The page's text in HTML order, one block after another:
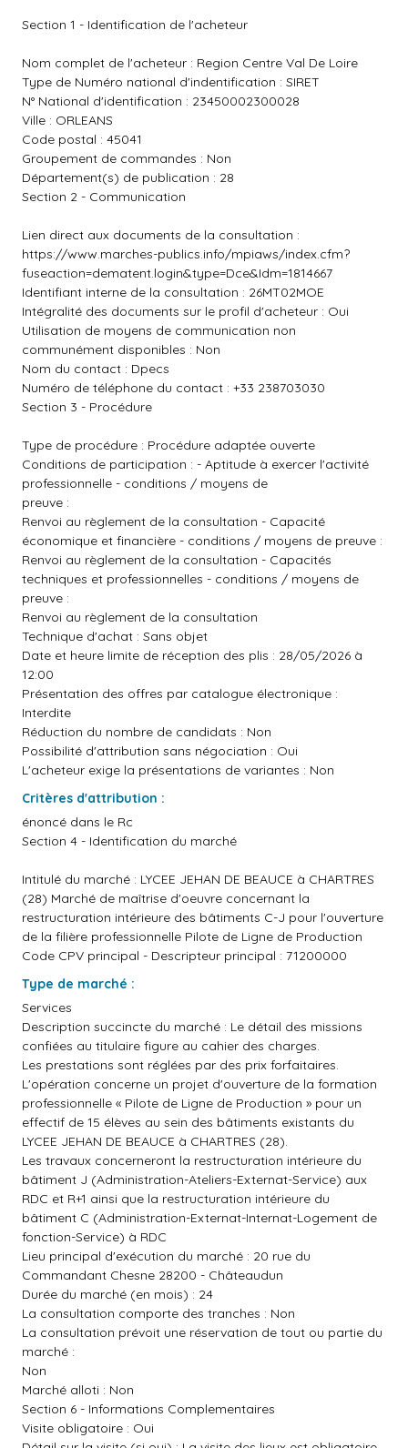
Section 1 - Identification de l'acheteur
Nom complet de l'acheteur : Region Centre Val De Loire
Type de Numéro national d'indentification : SIRET
N° National d'identification : 23450002300028
Ville : ORLEANS
Code postal : 45041
Groupement de commandes : Non
Département(s) de publication : 28
Section 2 - Communication
Lien direct aux documents de la consultation :
https://www.marches-publics.info/mpiaws/index.cfm?
fuseaction=dematent.login&type=Dce&Idm=1814667
Identifiant interne de la consultation : 26MT02MOE
Intégralité des documents sur le profil d'acheteur : Oui
Utilisation de moyens de communication non
communément disponibles : Non
Nom du contact : Dpecs
Numéro de téléphone du contact : +33 238703030
Section 3 - Procédure
Type de procédure : Procédure adaptée ouverte
Conditions de participation : - Aptitude à exercer l'activité
professionnelle - conditions / moyens de
preuve :
Renvoi au règlement de la consultation - Capacité
économique et financière - conditions / moyens de preuve :
Renvoi au règlement de la consultation - Capacités
techniques et professionnelles - conditions / moyens de
preuve :
Renvoi au règlement de la consultation
Technique d'achat : Sans objet
Date et heure limite de réception des plis : 28/05/2026 à
12:00
Présentation des offres par catalogue électronique :
Interdite
Réduction du nombre de candidats : Non
Possibilité d'attribution sans négociation : Oui
L'acheteur exige la présentations de variantes : Non
Critères d'attribution :
énoncé dans le Rc
Section 4 - Identification du marché
Intitulé du marché : LYCEE JEHAN DE BEAUCE à CHARTRES
(28) Marché de maîtrise d'oeuvre concernant la
restructuration intérieure des bâtiments C-J pour l'ouverture
de la filière professionnelle Pilote de Ligne de Production
Code CPV principal - Descripteur principal : 71200000
Type de marché :
Services
Description succincte du marché : Le détail des missions
confiées au titulaire figure au cahier des charges.
Les prestations sont réglées par des prix forfaitaires.
L'opération concerne un projet d'ouverture de la formation
professionnelle « Pilote de Ligne de Production » pour un
effectif de 15 élèves au sein des bâtiments existants du
LYCEE JEHAN DE BEAUCE à CHARTRES (28).
Les travaux concerneront la restructuration intérieure du
bâtiment J (Administration-Ateliers-Externat-Service) aux
RDC et R+1 ainsi que la restructuration intérieure du
bâtiment C (Administration-Externat-Internat-Logement de
fonction-Service) à RDC
Lieu principal d'exécution du marché : 20 rue du
Commandant Chesne 28200 - Châteaudun
Durée du marché (en mois) : 24
La consultation comporte des tranches : Non
La consultation prévoit une réservation de tout ou partie du
marché :
Non
Marché alloti : Non
Section 6 - Informations Complementaires
Visite obligatoire : Oui